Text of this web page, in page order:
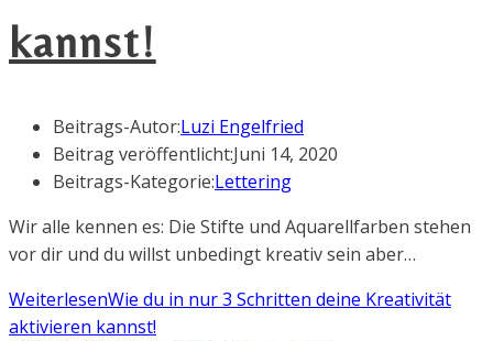
kannst!
Beitrags-Autor:Luzi Engelfried
Beitrag veröffentlicht:Juni 14, 2020
Beitrags-Kategorie:Lettering
Wir alle kennen es: Die Stifte und Aquarellfarben stehen
vor dir und du willst unbedingt kreativ sein aber…
WeiterlesenWie du in nur 3 Schritten deine Kreativität
aktivieren kannst!